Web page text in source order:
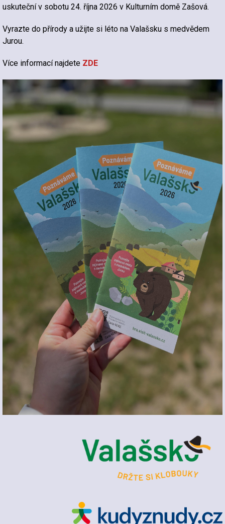
uskuteční v sobotu 24. října 2026 v Kulturním domě Zašová.
Vyrazte do přírody a užijte si léto na Valašsku s medvědem
Jurou.
Více informací najdete ZDE